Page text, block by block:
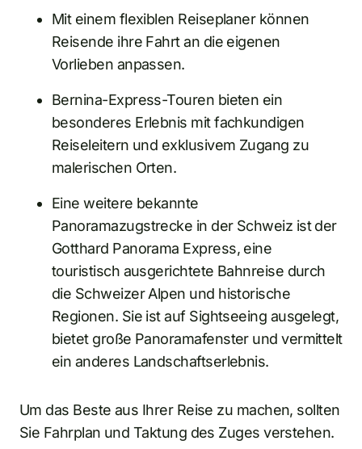
Mit einem flexiblen Reiseplaner können
Reisende ihre Fahrt an die eigenen
Vorlieben anpassen.
Bernina-Express-Touren bieten ein
besonderes Erlebnis mit fachkundigen
Reiseleitern und exklusivem Zugang zu
malerischen Orten.
Eine weitere bekannte
Panoramazugstrecke in der Schweiz ist der
Gotthard Panorama Express, eine
touristisch ausgerichtete Bahnreise durch
die Schweizer Alpen und historische
Regionen. Sie ist auf Sightseeing ausgelegt,
bietet große Panoramafenster und vermittelt
ein anderes Landschaftserlebnis.
Um das Beste aus Ihrer Reise zu machen, sollten
Sie Fahrplan und Taktung des Zuges verstehen.